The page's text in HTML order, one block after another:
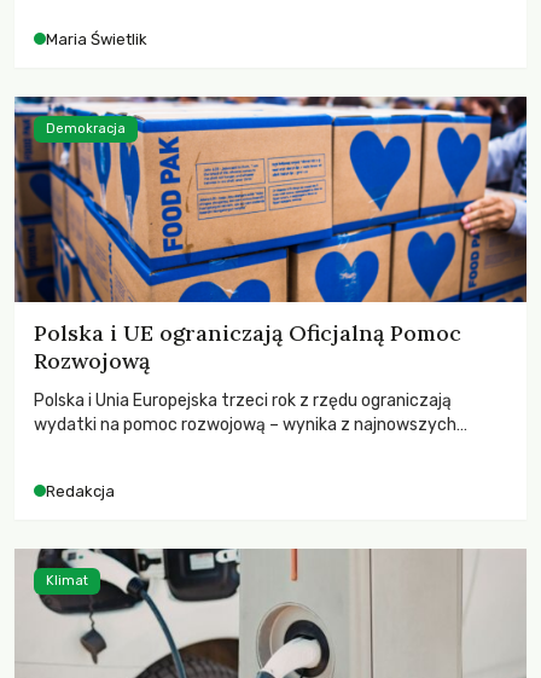
Maria Świetlik
Polska i UE ograniczają Oficjalną Pomoc
Rozwojową
Polska i Unia Europejska trzeci rok z rzędu ograniczają
wydatki na pomoc rozwojową – wynika z najnowszych
odnotowano największe tąpnięcie ODA w historii. Jakie będą
kryzysami i ubóstwem?
Redakcja
Demokracja
Klimat